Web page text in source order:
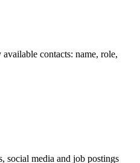
contacts: name, role,
social media and job postings